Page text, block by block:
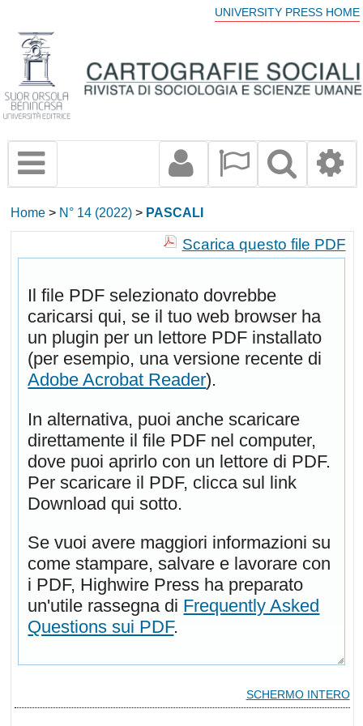
UNIVERSITY PRESS HOME
Home > N° 14 (2022) > PASCALI
Scarica questo file PDF
Il file PDF selezionato dovrebbe
caricarsi qui, se il tuo web browser ha
un plugin per un lettore PDF installato
(per esempio, una versione recente di
Adobe Acrobat Reader).
In alternativa, puoi anche scaricare
direttamente il file PDF nel computer,
dove puoi aprirlo con un lettore di PDF.
Per scaricare il PDF, clicca sul link
Download qui sotto.
Se vuoi avere maggiori informazioni su
come stampare, salvare e lavorare con
i PDF, Highwire Press ha preparato
un'utile rassegna di Frequently Asked
Questions sui PDF.
SCHERMO INTERO